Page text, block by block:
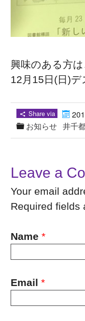
興味のある方
12月15日(日)デ
Share via
お知らせ 井千
Leave a
Your email
Required
Name *
Email *